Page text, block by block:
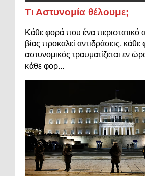
Τι Αστυνομία θέλουμε;
Κάθε φορά που ένα περιστατικό
βίας προκαλεί αντιδράσεις,
αστυνομικός τραυματίζεται εν
κάθε φορ...